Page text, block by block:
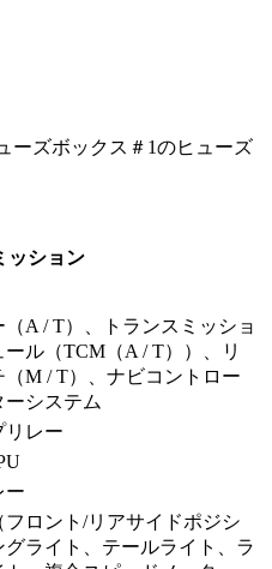
ーズボックス＃1のヒューズ
ッション
A / T）、トランスミッショ
ル（TCM（A / T））、リ
M / T）、ナビコントロー
システム
リレー
ー
ロント/リアサイドポジシ
ライト、テールライト、ラ